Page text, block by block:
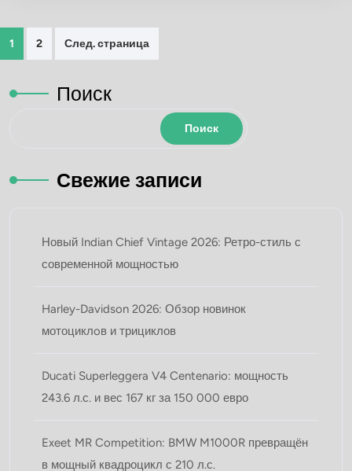
Пагинация
записей
1 2 След. страница
Поиск
Поиск
Свежие записи
Новый Indian Chief Vintage 2026: Ретро-стиль с
современной мощностью
Harley-Davidson 2026: Обзор новинок
мотоциклoв и трициклов
Ducati Superleggera V4 Centenario: мощность
243.6 л.с. и вес 167 кг за 150 000 евро
Exeet MR Competition: BMW M1000R превращён
в мощный квадроцикл с 210 л.с.